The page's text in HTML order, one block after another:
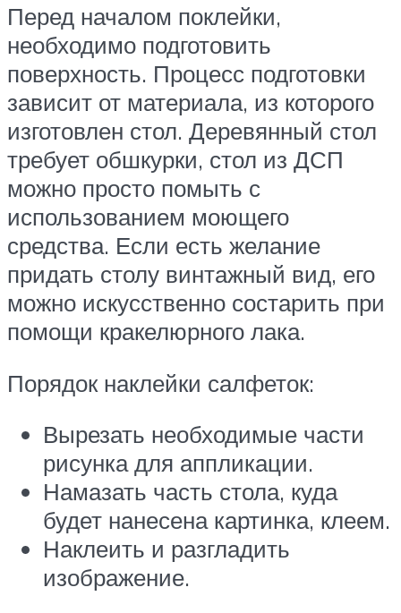
Перед началом поклейки,
необходимо подготовить
поверхность. Процесс подготовки
зависит от материала, из которого
изготовлен стол. Деревянный стол
требует обшкурки, стол из ДСП
можно просто помыть с
использованием моющего
средства. Если есть желание
придать столу винтажный вид, его
можно искусственно состарить при
помощи кракелюрного лака.
Порядок наклейки салфеток:
Вырезать необходимые части
рисунка для аппликации.
Намазать часть стола, куда
будет нанесена картинка, клеем.
Наклеить и разгладить
изображение.